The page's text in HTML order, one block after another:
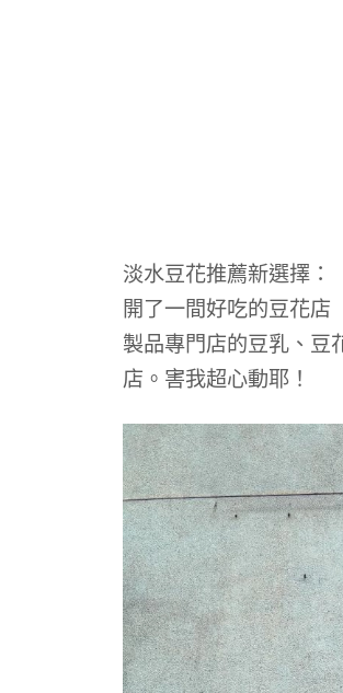
淡水豆花推薦新選擇：
開了一間好吃的豆花店
製品專門店的豆乳、豆
店。害我超心動耶！